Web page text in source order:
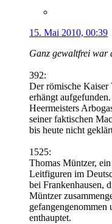
15. Mai 2010, 00:39
Ganz gewaltfrei war
392:
Der römische Kaiser
erhängt
Heermeisters
seiner faktischen
bis heute nicht
1525:
Thomas Müntzer,
Leitfiguren im
bei Frankenhausen,
Müntzer
enthauptet.